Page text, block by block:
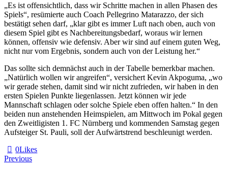
„Es ist offensichtlich, dass wir Schritte machen in allen Phasen des
Spiels“, resümierte auch Coach Pellegrino Matarazzo, der sich
bestätigt sehen darf, „klar gibt es immer Luft nach oben, auch von
diesem Spiel gibt es Nachbereitungsbedarf, woraus wir lernen
können, offensiv wie defensiv. Aber wir sind auf einem guten Weg,
nicht nur vom Ergebnis, sondern auch von der Leistung her.“
Das sollte sich demnächst auch in der Tabelle bemerkbar machen.
„Natürlich wollen wir angreifen“, versichert Kevin Akpoguma, „wo
wir gerade stehen, damit sind wir nicht zufrieden, wir haben in den
ersten Spielen Punkte liegenlassen. Jetzt können wir jede
Mannschaft schlagen oder solche Spiele eben offen halten.“ In den
beiden nun anstehenden Heimspielen, am Mittwoch im Pokal gegen
den Zweitligisten 1. FC Nürnberg und kommenden Samstag gegen
Aufsteiger St. Pauli, soll der Aufwärtstrend beschleunigt werden.
0Likes
Beitragsnavigation
Previous